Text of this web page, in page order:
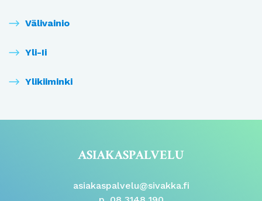
Välivainio
Yli-Ii
Ylikiiminki
ASIAKASPALVELU
asiakaspalvelu@sivakka.fi